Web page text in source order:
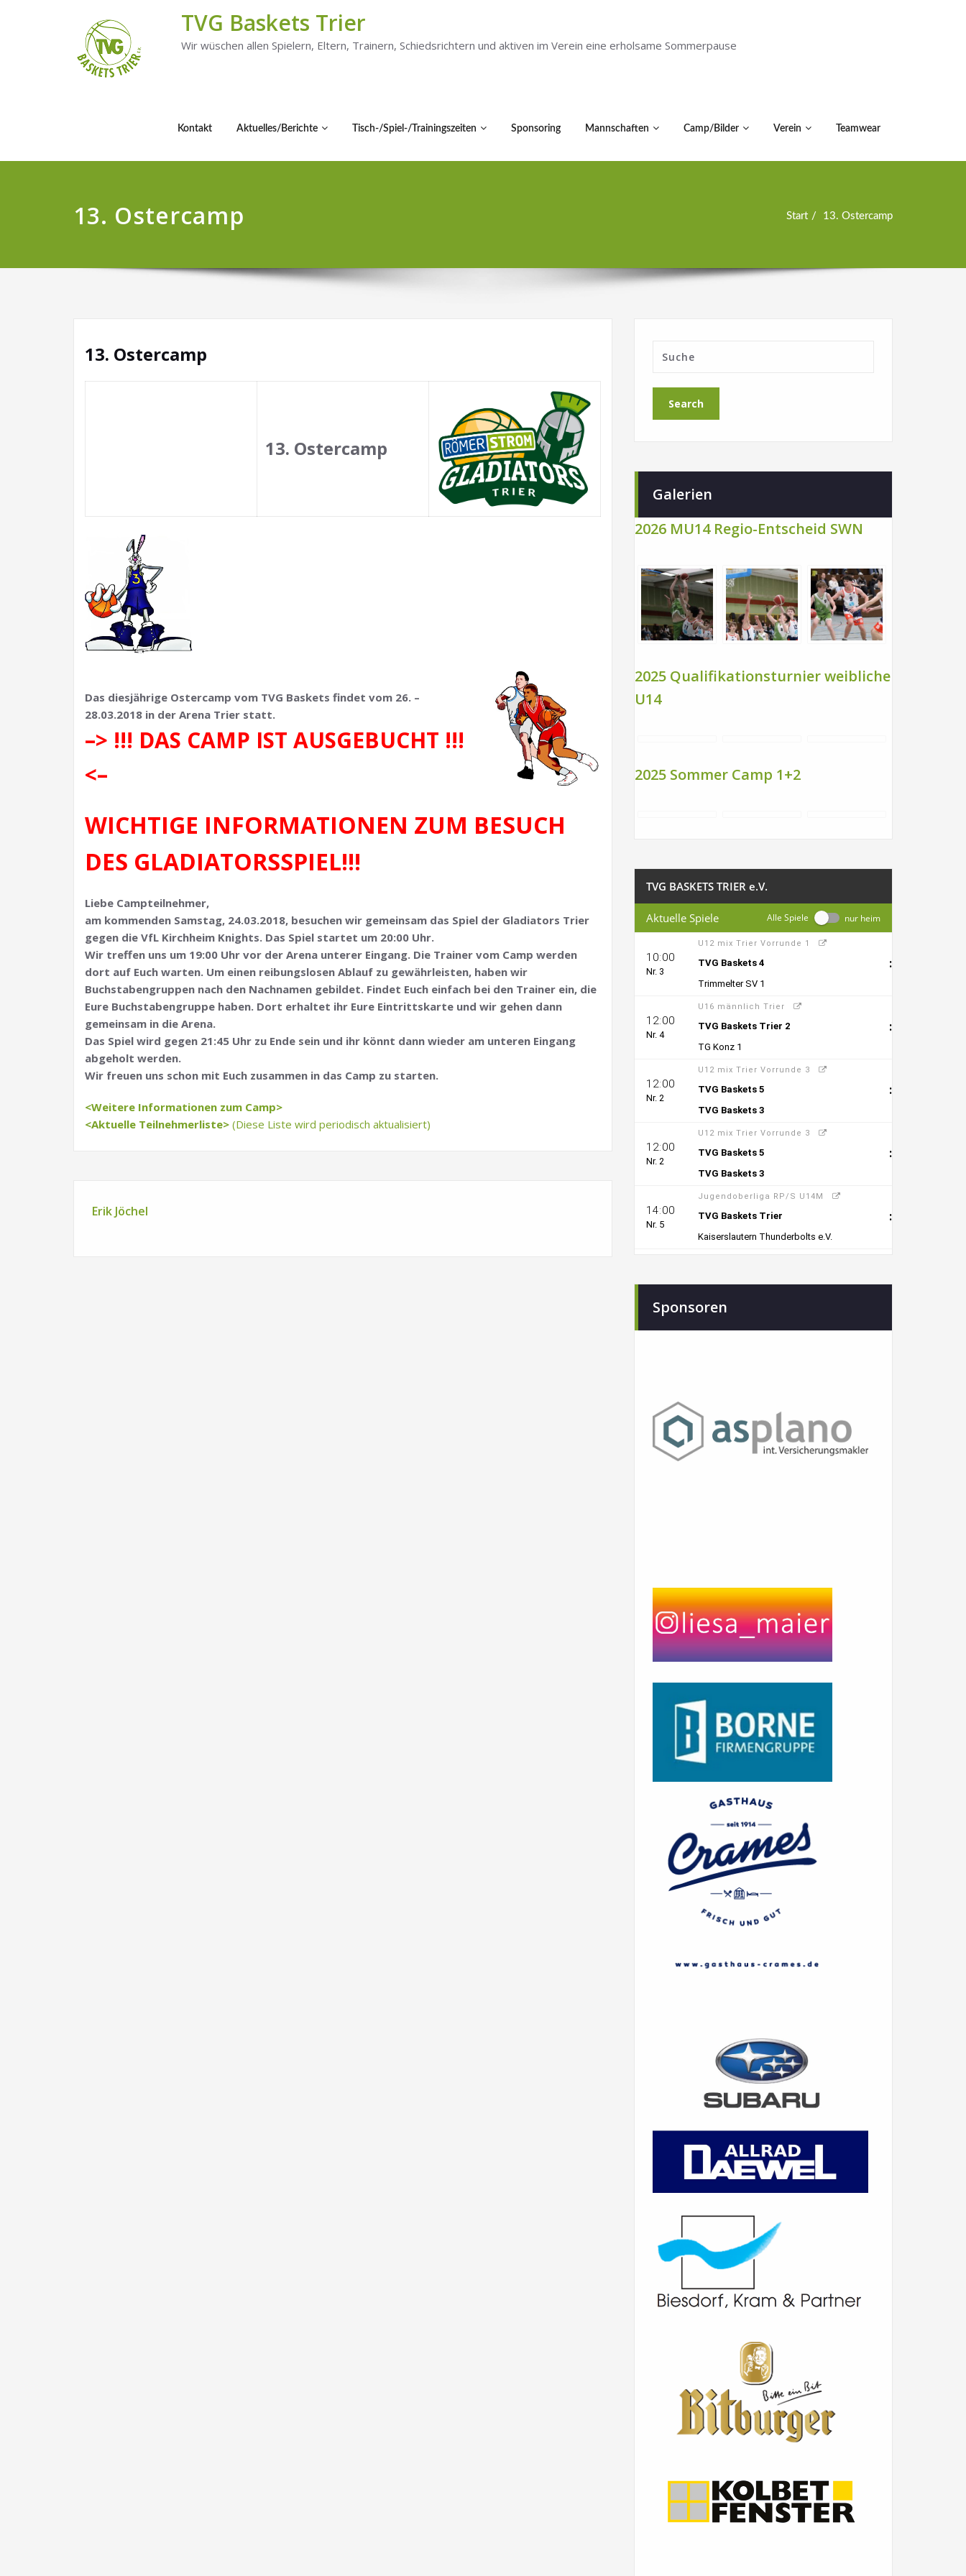
TVG Baskets Trier
Wir wüschen allen Spielern, Eltern, Trainern, Schiedsrichtern und aktiven im Verein eine erholsame Sommerpause
Kontakt Aktuelles/Berichte Tisch-/Spiel-/Trainingszeiten Sponsoring Mannschaften Camp/Bilder Verein Teamwear
13. Ostercamp Start 13. Ostercamp
13. Ostercamp
13. Ostercamp
Das diesjährige Ostercamp vom TVG Baskets findet vom 26. –
28.03.2018 in der Arena Trier statt.
–> !!! DAS CAMP IST AUSGEBUCHT !!!
<–
WICHTIGE INFORMATIONEN ZUM BESUCH
DES GLADIATORSSPIEL!!!
Liebe Campteilnehmer,
am kommenden Samstag, 24.03.2018, besuchen wir gemeinsam das Spiel der Gladiators Trier
gegen die VfL Kirchheim Knights. Das Spiel startet um 20:00 Uhr.
Wir treffen uns um 19:00 Uhr vor der Arena unterer Eingang. Die Trainer vom Camp werden
dort auf Euch warten. Um einen reibungslosen Ablauf zu gewährleisten, haben wir
Buchstabengruppen nach den Nachnamen gebildet. Findet Euch einfach bei den Trainer ein, die
Eure Buchstabengruppe haben. Dort erhaltet ihr Eure Eintrittskarte und wir gehen dann
gemeinsam in die Arena.
Das Spiel wird gegen 21:45 Uhr zu Ende sein und ihr könnt dann wieder am unteren Eingang
abgeholt werden.
Wir freuen uns schon mit Euch zusammen in das Camp zu starten.
<Weitere Informationen zum Camp>
<Aktuelle Teilnehmerliste> (Diese Liste wird periodisch aktualisiert)
Erik Jöchel
Galerien
2026 MU14 Regio-Entscheid SWN
2025 Qualifikationsturnier weibliche
U14
2025 Sommer Camp 1+2
Sponsoren